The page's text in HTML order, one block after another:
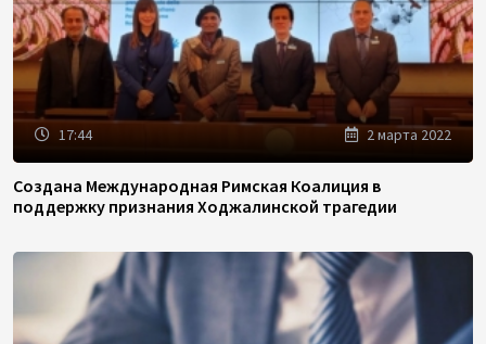
17:44 2 марта 2022
Создана Международная Римская Коалиция в
поддержку признания Ходжалинской трагедии